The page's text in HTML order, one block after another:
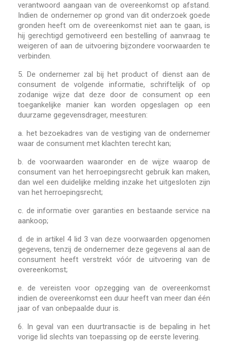
verantwoord aangaan van de overeenkomst op afstand.
Indien de ondernemer op grond van dit onderzoek goede
gronden heeft om de overeenkomst niet aan te gaan, is
hij gerechtigd gemotiveerd een bestelling of aanvraag te
weigeren of aan de uitvoering bijzondere voorwaarden te
verbinden.
5. De ondernemer zal bij het product of dienst aan de
consument de volgende informatie, schriftelijk of op
zodanige wijze dat deze door de consument op een
toegankelijke manier kan worden opgeslagen op een
duurzame gegevensdrager, meesturen:
a. het bezoekadres van de vestiging van de ondernemer
waar de consument met klachten terecht kan;
b. de voorwaarden waaronder en de wijze waarop de
consument van het herroepingsrecht gebruik kan maken,
dan wel een duidelijke melding inzake het uitgesloten zijn
van het herroepingsrecht;
c. de informatie over garanties en bestaande service na
aankoop;
d. de in artikel 4 lid 3 van deze voorwaarden opgenomen
gegevens, tenzij de ondernemer deze gegevens al aan de
consument heeft verstrekt vóór de uitvoering van de
overeenkomst;
e. de vereisten voor opzegging van de overeenkomst
indien de overeenkomst een duur heeft van meer dan één
jaar of van onbepaalde duur is.
6. In geval van een duurtransactie is de bepaling in het
vorige lid slechts van toepassing op de eerste levering.